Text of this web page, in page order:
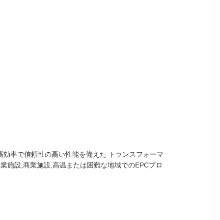
率で信頼性の高い性能を備えた トランスフォーマ
施設,商業施設,高温または困難な地域でのEPCプロ